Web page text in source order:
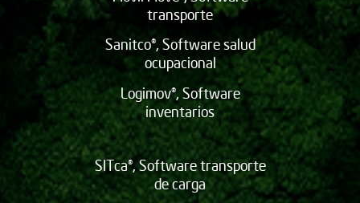
transporte
Sanitco®, Software salud
ocupacional
Logimov®, Software
inventarios
SITca®, Software transporte
de carga